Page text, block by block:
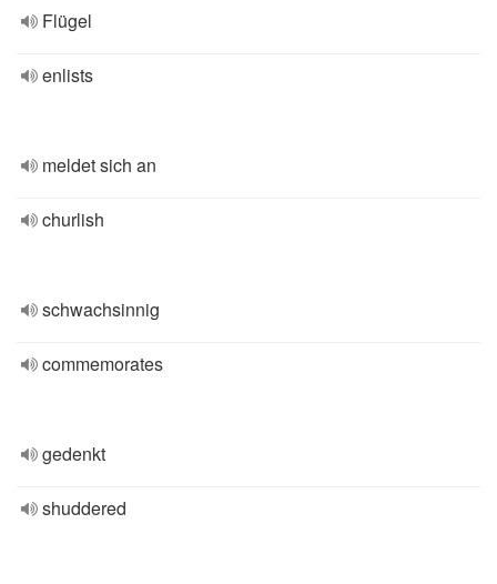
Flügel
enlists
meldet sich an
churlish
schwachsinnig
commemorates
gedenkt
shuddered